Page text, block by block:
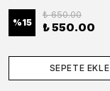
%15
₺ 650.00
₺ 550.00
SEPETE EKLE